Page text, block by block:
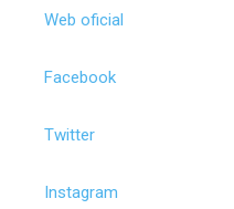
Web oficial
Facebook
Twitter
Instagram